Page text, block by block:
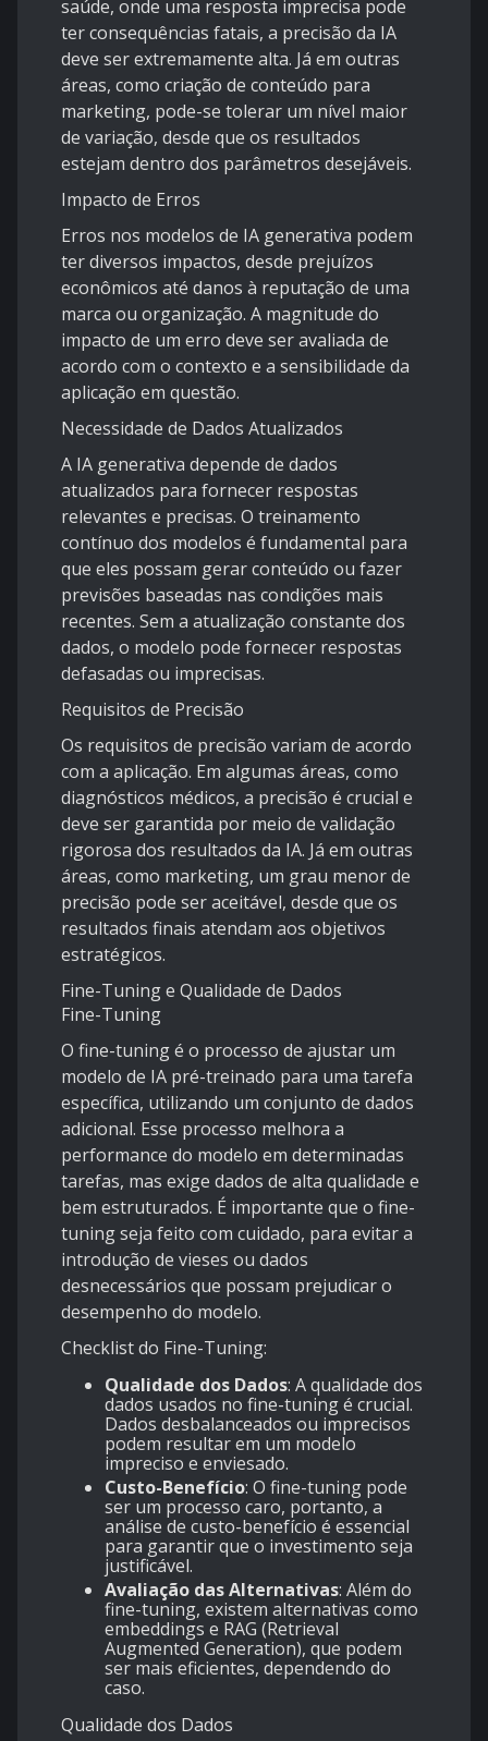
saúde, onde uma resposta imprecisa pode
ter consequências fatais, a precisão da IA
deve ser extremamente alta. Já em outras
áreas, como criação de conteúdo para
marketing, pode-se tolerar um nível maior
de variação, desde que os resultados
estejam dentro dos parâmetros desejáveis.
Impacto de Erros
Erros nos modelos de IA generativa podem
ter diversos impactos, desde prejuízos
econômicos até danos à reputação de uma
marca ou organização. A magnitude do
impacto de um erro deve ser avaliada de
acordo com o contexto e a sensibilidade da
aplicação em questão.
Necessidade de Dados Atualizados
A IA generativa depende de dados
atualizados para fornecer respostas
relevantes e precisas. O treinamento
contínuo dos modelos é fundamental para
que eles possam gerar conteúdo ou fazer
previsões baseadas nas condições mais
recentes. Sem a atualização constante dos
dados, o modelo pode fornecer respostas
defasadas ou imprecisas.
Requisitos de Precisão
Os requisitos de precisão variam de acordo
com a aplicação. Em algumas áreas, como
diagnósticos médicos, a precisão é crucial e
deve ser garantida por meio de validação
rigorosa dos resultados da IA. Já em outras
áreas, como marketing, um grau menor de
precisão pode ser aceitável, desde que os
resultados finais atendam aos objetivos
estratégicos.
Fine-Tuning e Qualidade de Dados
Fine-Tuning
O fine-tuning é o processo de ajustar um
modelo de IA pré-treinado para uma tarefa
específica, utilizando um conjunto de dados
adicional. Esse processo melhora a
performance do modelo em determinadas
tarefas, mas exige dados de alta qualidade e
bem estruturados. É importante que o fine-
tuning seja feito com cuidado, para evitar a
introdução de vieses ou dados
desnecessários que possam prejudicar o
desempenho do modelo.
Checklist do Fine-Tuning:
Qualidade dos Dados: A qualidade dos
dados usados no fine-tuning é crucial.
Dados desbalanceados ou imprecisos
podem resultar em um modelo
impreciso e enviesado.
Custo-Benefício: O fine-tuning pode
ser um processo caro, portanto, a
análise de custo-benefício é essencial
para garantir que o investimento seja
justificável.
Avaliação das Alternativas: Além do
fine-tuning, existem alternativas como
embeddings e RAG (Retrieval
Augmented Generation), que podem
ser mais eficientes, dependendo do
caso.
Qualidade dos Dados